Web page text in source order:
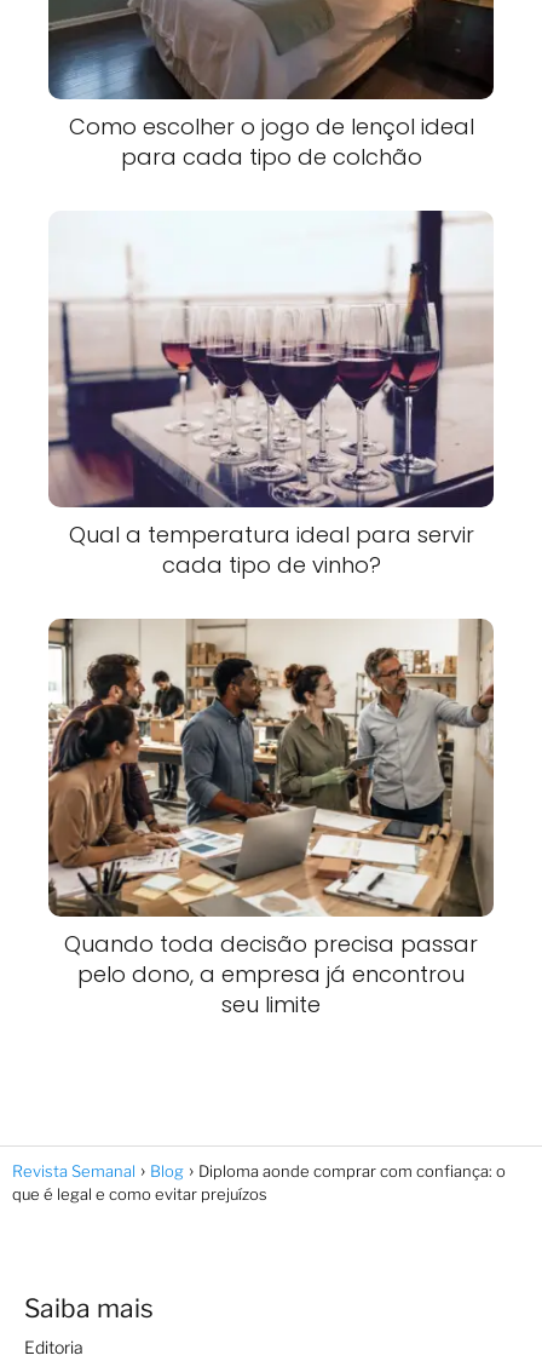
Como escolher o jogo de lençol ideal
para cada tipo de colchão
Qual a temperatura ideal para servir
cada tipo de vinho?
Quando toda decisão precisa passar
pelo dono, a empresa já encontrou
seu limite
Revista Semanal Blog
Diploma aonde comprar com confiança: o
que é legal e como evitar prejuízos
Saiba mais
Editoria